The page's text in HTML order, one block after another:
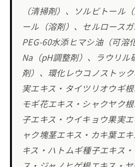
（清掃剤）、ソルビトール
ール（溶剤）、セルロースガ
PEG-60水添ヒマシ油（可溶
Na（pH調整剤）、ラウリル
剤）、環化レウコノストッ
実エキス・タイツリオウギ
モギ花エキス・シャクヤク
子エキス・ウイキョウ果実
ャク塊茎エキス・カキ葉エ
キス・ハトムギ種子エキス